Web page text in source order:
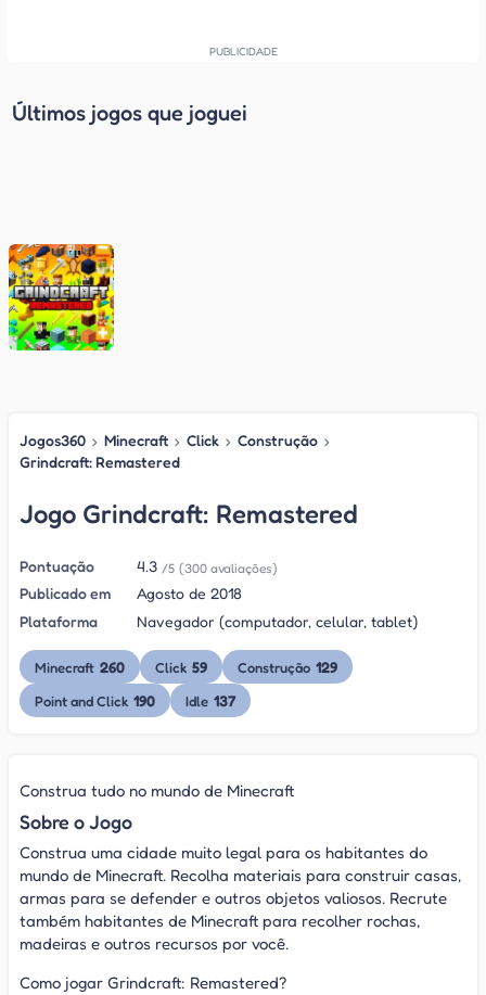
Últimos jogos que joguei
Jogos360 › Minecraft › Click › Construção ›
Grindcraft: Remastered
Jogo Grindcraft: Remastered
Pontuação 4.3 /5 (300 avaliações)
Publicado em
Agosto de 2018
Plataforma
Navegador (computador, celular, tablet)
Minecraft 260 Click 59 Construção 129
Point and Click 190 Idle 137
Construa tudo no mundo de Minecraft
Sobre o Jogo
Construa uma cidade muito legal para os habitantes do
mundo de Minecraft. Recolha materiais para construir casas,
armas para se defender e outros objetos valiosos. Recrute
também habitantes de Minecraft para recolher rochas,
madeiras e outros recursos por você.
Como jogar Grindcraft: Remastered?